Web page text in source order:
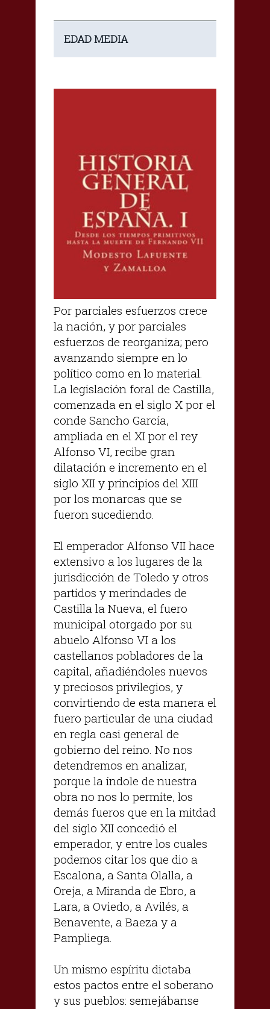
EDAD MEDIA
Por parciales esfuerzos crece
la nación, y por parciales
esfuerzos de reorganiza; pero
avanzando siempre en lo
político como en lo material.
La legislación foral de Castilla,
comenzada en el siglo X por el
conde Sancho García,
ampliada en el XI por el rey
Alfonso VI, recibe gran
dilatación e incremento en el
siglo XII y principios del XIII
por los monarcas que se
fueron sucediendo.
El emperador Alfonso VII hace
extensivo a los lugares de la
jurisdicción de Toledo y otros
partidos y merindades de
Castilla la Nueva, el fuero
municipal otorgado por su
abuelo Alfonso VI a los
castellanos pobladores de la
capital, añadiéndoles nuevos
y preciosos privilegios, y
convirtiendo de esta manera el
fuero particular de una ciudad
en regla casi general de
gobierno del reino. No nos
detendremos en analizar,
porque la índole de nuestra
obra no nos lo permite, los
demás fueros que en la mitdad
del siglo XII concedió el
emperador, y entre los cuales
podemos citar los que dio a
Escalona, a Santa Olalla, a
Oreja, a Miranda de Ebro, a
Lara, a Oviedo, a Avilés, a
Benavente, a Baeza y a
Pampliega.
Un mismo espíritu dictaba
estos pactos entre el soberano
y sus pueblos: semejábanse